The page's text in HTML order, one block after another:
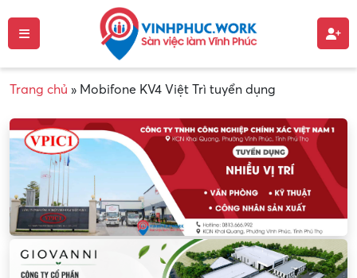
Trang chủ » Mobifone KV4 Việt Trì tuyển dụng